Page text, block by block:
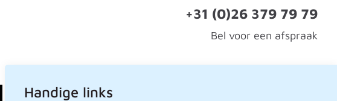
+31 (0)26 379 79 79
Bel voor een afspraak
Handige links